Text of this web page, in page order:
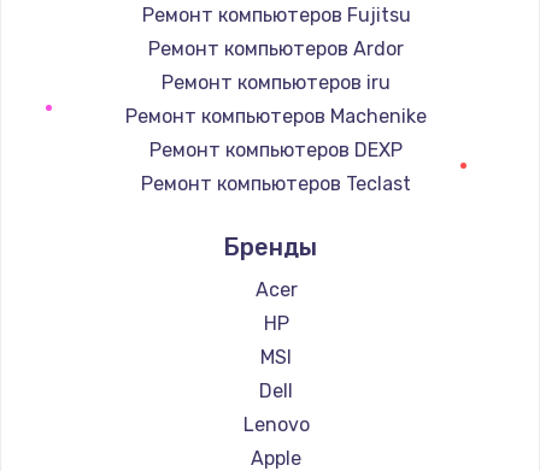
Замена южного моста
2600 руб.
Заказать
Чистка от пыли
Заказать
Настройка ОС
Заказать
Ремонт подсветки
Ремонт компьютеров Fujitsu
Ремонт компьютеров Ardor
Ремонт компьютеров iru
Ремонт компьютеров Machenike
Ремонт компьютеров DEXP
Ремонт компьютеров Teclast
Ремонт компьютеров Beelink
Ремонт компьютеров CHUWI
Бренды
Acer
HP
MSI
Dell
Lenovo
Apple